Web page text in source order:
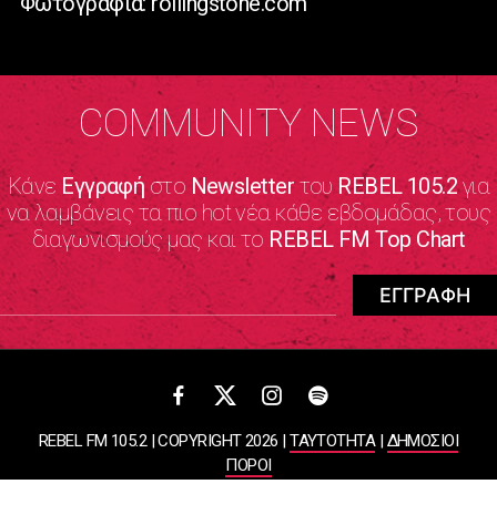
COMMUNITY NEWS
Κάνε Εγγραφήστο NewsletterτουREBEL 105.2για
να λαμβάνεις τα πιο hot νέα κάθε εβδομάδας, τους
διαγωνισμούς μας και το REBEL FM Top Chart
REBEL FM 105.2 | COPYRIGHT 2026 |ΤΑΥΤΟΤΗΤΑ|ΔΗΜΟΣΙΟΙ
ΠΟΡΟΙ